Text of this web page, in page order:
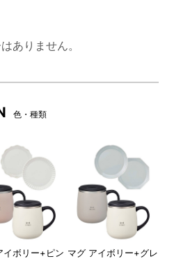
』は、スライド式飲み口
モートワークやベランピング
Φ17』はデザート皿や取り分
も対応する美濃焼なので日常
ありません。
色・種類
イボリー+ピン マグ アイボリー+グレ